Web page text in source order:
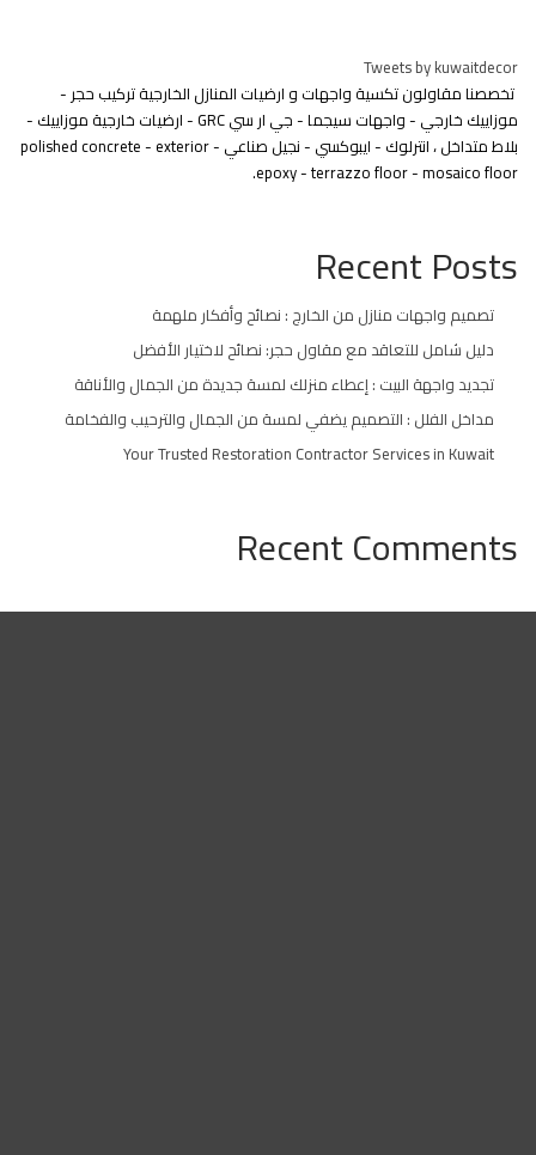
Tweets by kuwaitdecor
تخصصنا مقاولون تكسية واجهات و ارضيات المنازل الخارجية تركيب حجر -
موزاييك خارجي - واجهات سيجما - جي ار سي GRC - ارضيات خارجية موزاييك -
بلاط متداخل ، انترلوك - ايبوكسي - نجيل صناعي - polished concrete - exterior
epoxy - terrazzo floor - mosaico floor.
Recent Posts
تصميم واجهات منازل من الخارج : نصائح وأفكار ملهمة
دليل شامل للتعاقد مع مقاول حجر: نصائح لاختيار الأفضل
تجديد واجهة البيت : إعطاء منزلك لمسة جديدة من الجمال والأناقة
مداخل الفلل : التصميم يضفي لمسة من الجمال والترحيب والفخامة
Your Trusted Restoration Contractor Services in Kuwait
Recent Comments